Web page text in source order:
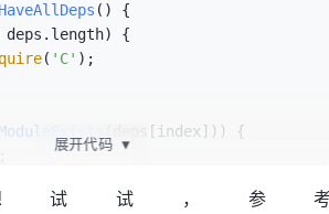
( ) {
length) {
( 'C' );
(deps[index])) {
展开代码 ▼
试试，参